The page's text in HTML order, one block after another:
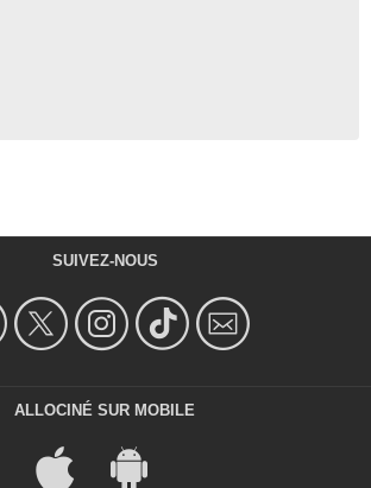
SUIVEZ-NOUS
ALLOCINÉ SUR MOBILE